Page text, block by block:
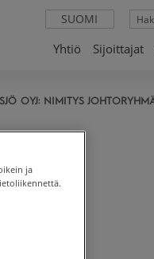
SUOMI
Yhtiö
Sijoittajat
OYJ: NIMITYS
ja